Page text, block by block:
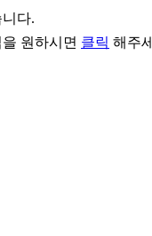
다.
원하시면 클릭 해주